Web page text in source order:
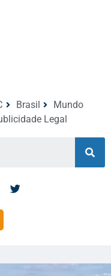
Brasil
Mundo
Legal